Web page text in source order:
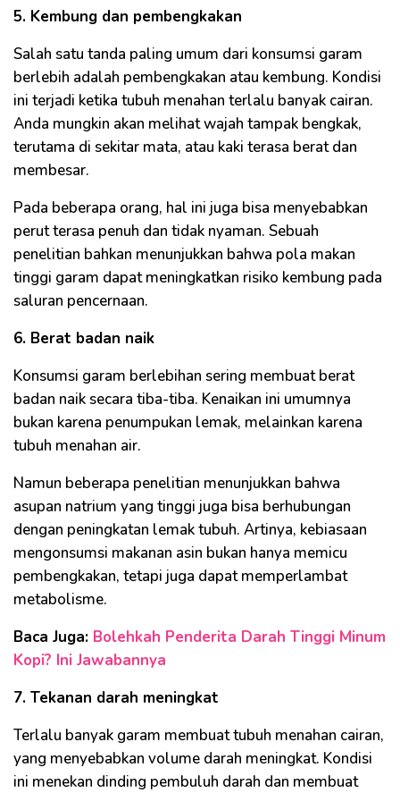
5. Kembung dan pembengkakan
Salah satu tanda paling umum dari konsumsi garam
berlebih adalah pembengkakan atau kembung. Kondisi
ini terjadi ketika tubuh menahan terlalu banyak cairan.
Anda mungkin akan melihat wajah tampak bengkak,
terutama di sekitar mata, atau kaki terasa berat dan
membesar.
Pada beberapa orang, hal ini juga bisa menyebabkan
perut terasa penuh dan tidak nyaman. Sebuah
penelitian bahkan menunjukkan bahwa pola makan
tinggi garam dapat meningkatkan risiko kembung pada
saluran pencernaan.
6. Berat badan naik
Konsumsi garam berlebihan sering membuat berat
badan naik secara tiba-tiba. Kenaikan ini umumnya
bukan karena penumpukan lemak, melainkan karena
tubuh menahan air.
Namun beberapa penelitian menunjukkan bahwa
asupan natrium yang tinggi juga bisa berhubungan
dengan peningkatan lemak tubuh. Artinya, kebiasaan
mengonsumsi makanan asin bukan hanya memicu
pembengkakan, tetapi juga dapat memperlambat
metabolisme.
Baca Juga: Bolehkah Penderita Darah Tinggi Minum
Kopi? Ini Jawabannya
7. Tekanan darah meningkat
Terlalu banyak garam membuat tubuh menahan cairan,
yang menyebabkan volume darah meningkat. Kondisi
ini menekan dinding pembuluh darah dan membuat